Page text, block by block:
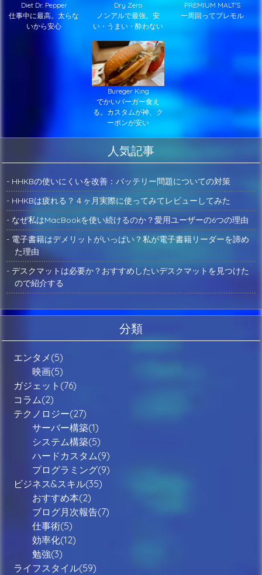
Diet Dr. Pepper
仕事中に最高。太らな
いから安心
Dry Zero
ノンアルで最強。安
い・うまい・酔わない
PREMIUM MALT'S
一周回ってプレモル
Bureger King
でかいバーガー食え
る。カスタムが神、ク
ーポンが安い
人気記事
- HHKBの使いにくいを改善：バッテリー問題についての対策
- HHKBは疲れる？４ヶ月実際に使ってみてレビューしてみた
- なぜ私はMacBookを使い続けるのか？愛用ユーザーの6つの理由
- 電子書籍はデメリットがいっぱい？私が電子書籍リーダーを諦め
た理由
- デスクマットは必要か？おすすめしたいデスクマットを見つけた
ので紹介する
分類
エンタメ(5)
映画(5)
ガジェット(76)
コラム(2)
テクノロジー(27)
サーバー構築(1)
システム構築(5)
ハードカスタム(9)
プログラミング(9)
ビジネス&スキル(35)
おすすめ本(2)
ブログ月次報告(7)
仕事術(5)
効率化(12)
勉強(3)
ライフスタイル(59)